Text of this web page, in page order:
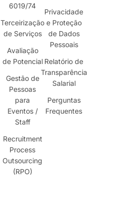
6019/74
Terceirização
de Serviços
Avaliação
de Potencial
Gestão de
Pessoas
para
Eventos /
Staff
Recruitment
Process
Outsourcing
(RPO)
Privacidade
e Proteção
de Dados
Pessoais
Relatório de
Transparência
Salarial
Perguntas
Frequentes